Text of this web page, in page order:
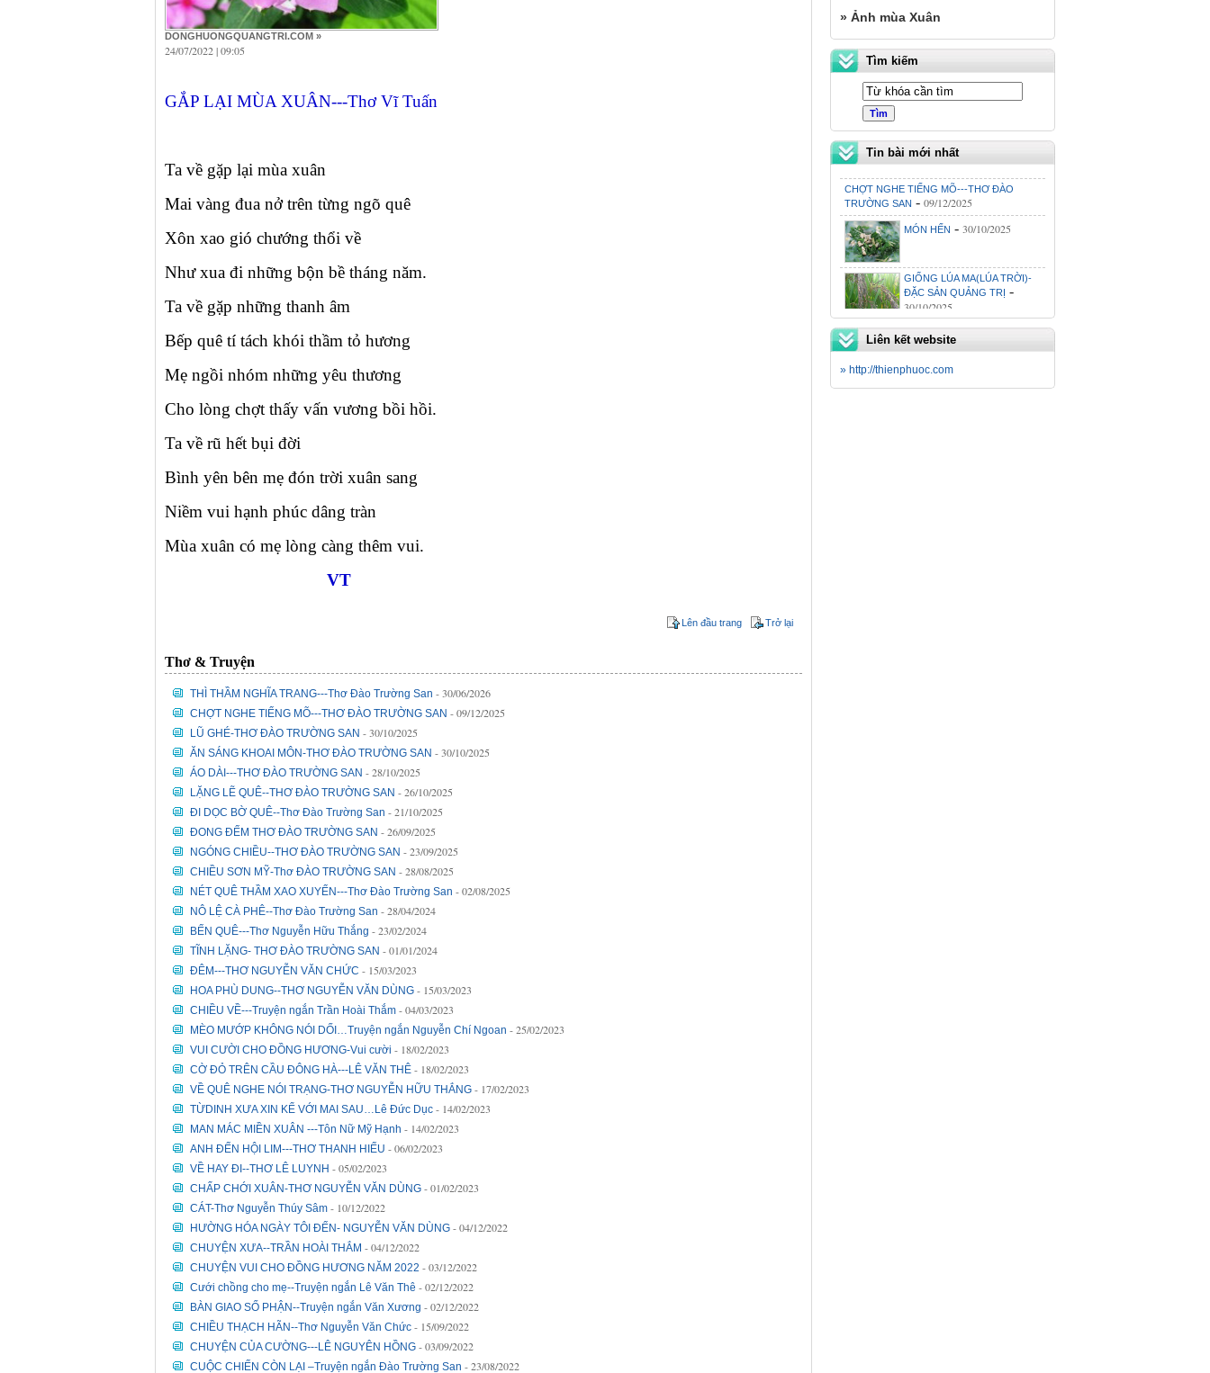
DONGHUONGQUANGTRI.COM »
24/07/2022 | 09:05
GẮP LẠI MÙA XUÂN---Thơ Vĩ Tuấn
Ta về gặp lại mùa xuân
Mai vàng đua nở trên từng ngõ quê
Xôn xao gió chướng thổi về
Như xua đi những bộn bề tháng năm.
Ta về gặp những thanh âm
Bếp quê tí tách khói thầm tỏ hương
Mẹ ngồi nhóm những yêu thương
Cho lòng chợt thấy vấn vương bồi hồi.
Ta về rũ hết bụi đời
Bình yên bên mẹ đón trời xuân sang
Niềm vui hạnh phúc dâng tràn
Mùa xuân có mẹ lòng càng thêm vui.
VT
Lên đầu trang Trở lại
Thơ & Truyện
THÌ THẦM NGHĨA TRANG---Thơ Đào Trường San - 30/06/2026
CHỢT NGHE TIẾNG MÕ---THƠ ĐÀO TRƯỜNG SAN - 09/12/2025
LŨ GHÉ-THƠ ĐÀO TRƯỜNG SAN - 30/10/2025
ĂN SÁNG KHOAI MÔN-THƠ ĐÀO TRƯỜNG SAN - 30/10/2025
ÁO DÀI---THƠ ĐÀO TRƯỜNG SAN - 28/10/2025
LẶNG LẼ QUÊ--THƠ ĐÀO TRƯỜNG SAN - 26/10/2025
ĐI DỌC BỜ QUÊ--Thơ Đào Trường San - 21/10/2025
ĐONG ĐẾM THƠ ĐÀO TRƯỜNG SAN - 26/09/2025
NGÓNG CHIỀU--THƠ ĐÀO TRƯỜNG SAN - 23/09/2025
CHIỀU SƠN MỸ-Thơ ĐÀO TRƯỜNG SAN - 28/08/2025
NÉT QUÊ THẦM XAO XUYẾN---Thơ Đào Trường San - 02/08/2025
NÔ LỆ CÀ PHÊ--Thơ Đào Trường San - 28/04/2024
BẾN QUÊ---Thơ Nguyễn Hữu Thắng - 23/02/2024
TĨNH LẶNG- THƠ ĐÀO TRƯỜNG SAN - 01/01/2024
ĐÊM---THƠ NGUYỄN VĂN CHỨC - 15/03/2023
HOA PHÙ DUNG--THƠ NGUYỄN VĂN DÙNG - 15/03/2023
CHIỀU VỀ---Truyện ngắn Trần Hoài Thắm - 04/03/2023
MÈO MƯỚP KHÔNG NÓI DỐI…Truyện ngắn Nguyễn Chí Ngoan - 25/02/2023
VUI CƯỜI CHO ĐỒNG HƯƠNG-Vui cười - 18/02/2023
CỜ ĐỎ TRÊN CẦU ĐÔNG HÀ---LÊ VĂN THÊ - 18/02/2023
VỀ QUÊ NGHE NÓI TRẠNG-THƠ NGUYỄN HỮU THẮNG - 17/02/2023
TỪDINH XƯA XIN KỂ VỚI MAI SAU…Lê Đức Dục - 14/02/2023
MAN MÁC MIỀN XUÂN ---Tôn Nữ Mỹ Hạnh - 14/02/2023
ANH ĐẾN HỘI LIM---THƠ THANH HIẾU - 06/02/2023
VỀ HAY ĐI--THƠ LÊ LUYNH - 05/02/2023
CHẤP CHỚI XUÂN-THƠ NGUYỄN VĂN DÙNG - 01/02/2023
CÁT-Thơ Nguyễn Thúy Sâm - 10/12/2022
HƯỜNG HÓA NGÀY TÔI ĐẾN- NGUYỄN VĂN DÙNG - 04/12/2022
CHUYỆN XƯA--TRẦN HOÀI THẮM - 04/12/2022
CHUYỆN VUI CHO ĐỒNG HƯƠNG NĂM 2022 - 03/12/2022
Cưới chồng cho mẹ--Truyện ngắn Lê Văn Thê - 02/12/2022
BÀN GIAO SỐ PHẬN--Truyện ngắn Văn Xương - 02/12/2022
CHIỀU THẠCH HÃN--Thơ Nguyễn Văn Chức - 15/09/2022
CHUYỆN CỦA CƯỜNG---LÊ NGUYÊN HỒNG - 03/09/2022
CUỘC CHIẾN CÒN LẠI –Truyện ngắn Đào Trường San - 23/08/2022
» Ảnh mùa Xuân
Tìm kiếm
Tin bài mới nhất
TRƯỜNG SAN-09/12/2025
MÓN HẾN-30/10/2025
ĐẶC SẢN QUẢNG TRỊ-
30/10/2025
30/10/2025
ĂN SÁNG KHOAI MÔN-THƠ
ĐÀO TRƯỜNG SAN
Liên kết website
» http://thienphuoc.com